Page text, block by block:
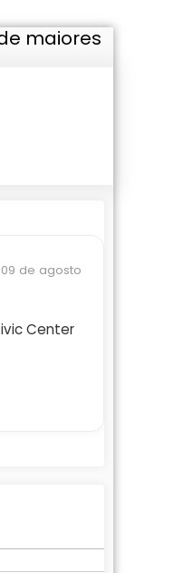
maiores
09 de agosto
Center